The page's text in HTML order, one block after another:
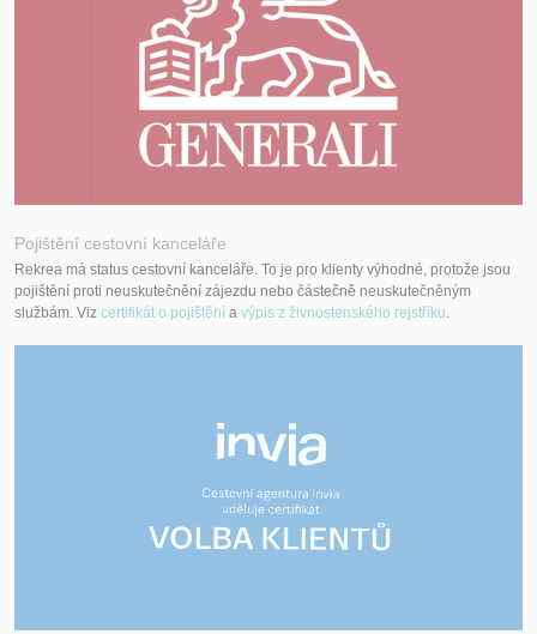
Pojištění cestovní kanceláře
Rekrea má status cestovní kanceláře. To je pro klienty výhodné, protože jsou
pojištění proti neuskutečnění zájezdu nebo částečně neuskutečněným
službám. Viz certifikát o pojištění a výpis z živnostenského rejstříku